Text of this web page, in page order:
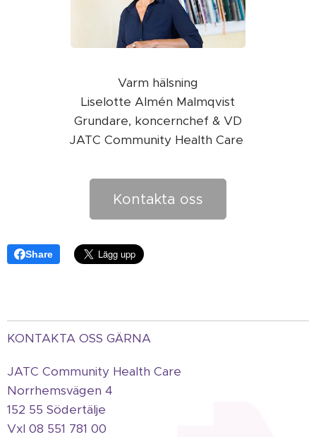
Varm hälsning
Liselotte Almén Malmqvist
Grundare, koncernchef & VD
JATC Community Health Care
Kontakta oss
Share
KONTAKTA OSS GÄRNA
JATC Community Health Care
Norrhemsvägen 4
152 55 Södertälje
Vxl 08 551 781 00